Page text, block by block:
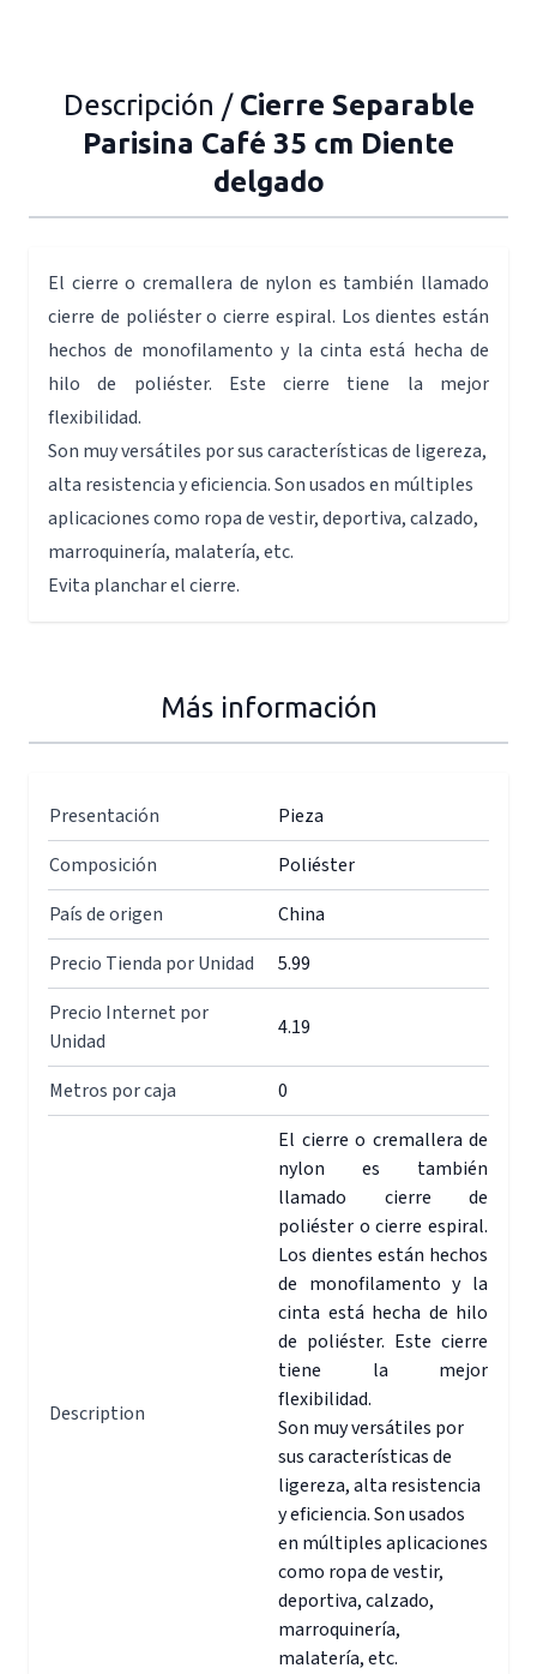
Descripción / Cierre Separable
Parisina Café 35 cm Diente
delgado
El cierre o cremallera de nylon es también llamado
cierre de poliéster o cierre espiral. Los dientes están
hechos de monofilamento y la cinta está hecha de
hilo de poliéster. Este cierre tiene la mejor
flexibilidad.
Son muy versátiles por sus características de ligereza,
alta resistencia y eficiencia. Son usados en múltiples
aplicaciones como ropa de vestir, deportiva, calzado,
marroquinería, malatería, etc.
Evita planchar el cierre.
Más información
Presentación
Pieza
Composición
Poliéster
País de origen
China
Precio Tienda por Unidad
5.99
Precio Internet por
Unidad
4.19
Metros por caja 0
Description
El cierre o cremallera de
nylon es también
llamado cierre de
poliéster o cierre espiral.
Los dientes están hechos
de monofilamento y la
cinta está hecha de hilo
de poliéster. Este cierre
tiene la mejor
flexibilidad.
Son muy versátiles por
sus características de
ligereza, alta resistencia
y eficiencia. Son usados
en múltiples aplicaciones
como ropa de vestir,
deportiva, calzado,
marroquinería,
malatería, etc.